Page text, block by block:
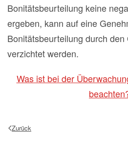
Bonitätsbeurteilung keine
ergeben, kann auf eine
Bonitätsbeurteilung durch den
verzichtet werden.
Was ist bei der
Zurück